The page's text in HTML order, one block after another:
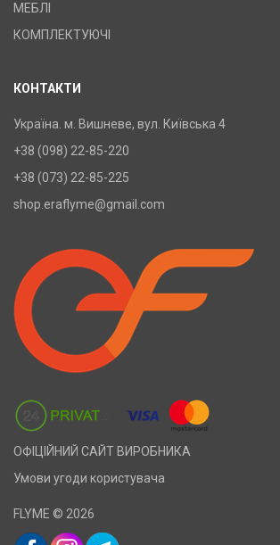
МЕБЛІ
КОМПЛЕКТУЮЧІ
КОНТАКТИ
Україна. м. Вишневе, вул. Київська 4
+38 (098) 22-85-220
+38 (073) 22-85-225
shop.eraflyme@gmail.com
ОФІЦІЙНИЙ САЙТ ВИРОБНИКА
Умови угоди користувача
FLYME © 2026